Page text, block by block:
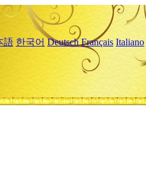
語 한국어 Deutsch Français Italiano